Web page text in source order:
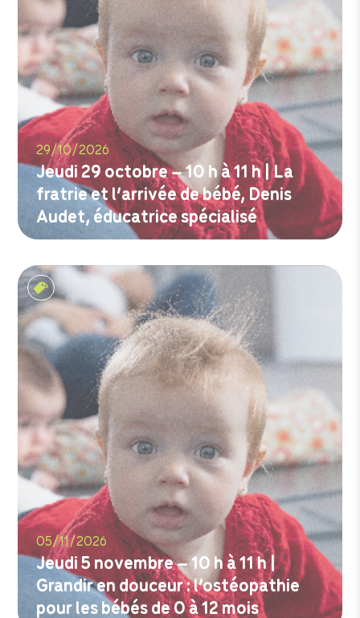
29/10/2026
Jeudi 29 octobre – 10 h à 11 h | La
fratrie et l’arrivée de bébé, Denis
Audet, éducatrice spécialisé
Les tout-petits matins
05/11/2026
Jeudi 5 novembre – 10 h à 11 h |
Grandir en douceur : l’ostéopathie
pour les bébés de 0 à 12 mois